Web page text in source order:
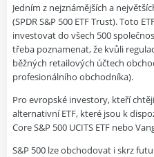
Jedním z nejznámějších a
(SPDR S&P 500 ETF Trust). Toto
investovat do všech 500
třeba poznamenat, že kvůli
běžných retailových účtech
profesionálního obchodníka).
Pro evropské investory, kteří
alternativní ETF, které jsou k
Core S&P 500 UCITS ETF nebo
S&P 500 lze obchodovat i skrz